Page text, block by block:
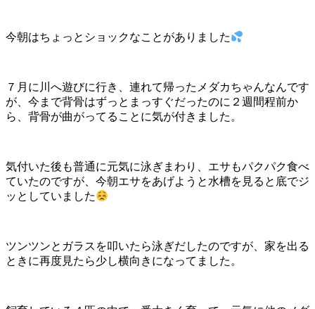
今朝はちょっとショックなことがありました
７月に川へ遊びに行き、連れて帰ったメダカちゃんなんです
が、今まで背骨はずっとまっすぐだったのに２週間程前か
ら、背骨が曲がってることに気が付きました。
気付いた後も普通に元気に泳ぎまわり、エサもパクパク食べ
ていたのですが、今朝エサをあげようと水槽を見ると底でジ
ッとしていました
ツンツンとガラスを叩いたら泳ぎだしたのですが、家を出る
ときに再度見たら少し横向きになってました。